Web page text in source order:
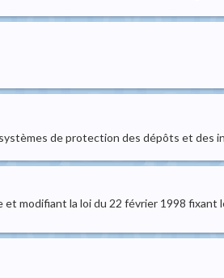
de protection des dépôts et des
modifiant la loi du 22 février 1998